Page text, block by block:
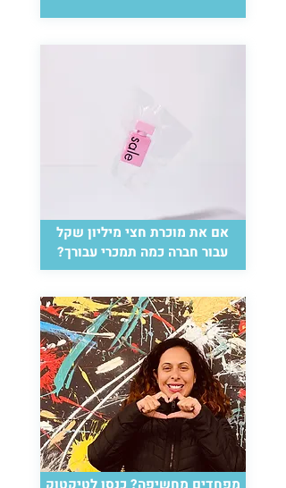
אם את מוכרת חצי מיליון שקל
עבור חברה כמה תמכרי עבורך?